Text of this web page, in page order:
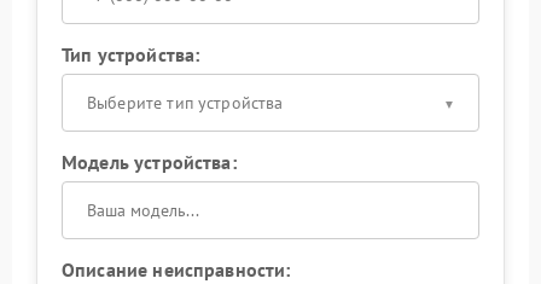
Тип устройства:
Выберите тип устройства
Модель устройства:
Описание неисправности: